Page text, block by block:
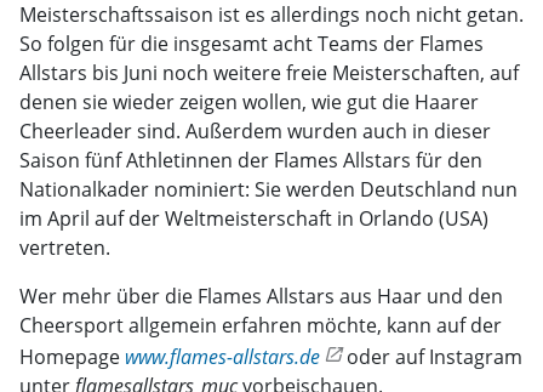
Meisterschaftssaison ist es allerdings noch nicht getan.
So folgen für die insgesamt acht Teams der Flames
Allstars bis Juni noch weitere freie Meisterschaften, auf
denen sie wieder zeigen wollen, wie gut die Haarer
Cheerleader sind. Außerdem wurden auch in dieser
Saison fünf Athletinnen der Flames Allstars für den
Nationalkader nominiert: Sie werden Deutschland nun
im April auf der Weltmeisterschaft in Orlando (USA)
vertreten.
Wer mehr über die Flames Allstars aus Haar und den
Cheersport allgemein erfahren möchte, kann auf der
Homepage www.flames-allstars.de
oder auf Instagram
unterflamesallstars_mucvorbeischauen.